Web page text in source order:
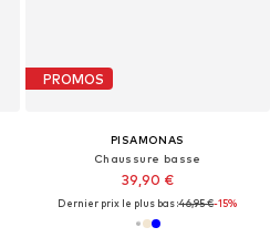
PROMOS
PISAMONAS
Chaussure basse
39,90 €
Dernier prix le plus bas :46,95 €-15%